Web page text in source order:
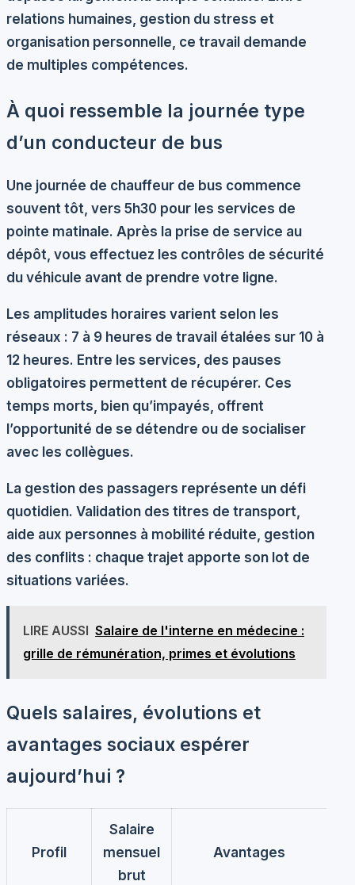
relations humaines, gestion du stress et
organisation personnelle, ce travail demande
de multiples compétences.
À quoi ressemble la journée type
d’un conducteur de bus
Une journée de chauffeur de bus commence
souvent tôt, vers 5h30 pour les services de
pointe matinale. Après la prise de service au
dépôt, vous effectuez les contrôles de sécurité
du véhicule avant de prendre votre ligne.
Les amplitudes horaires varient selon les
réseaux : 7 à 9 heures de travail étalées sur 10 à
12 heures. Entre les services, des pauses
obligatoires permettent de récupérer. Ces
temps morts, bien qu’impayés, offrent
l’opportunité de se détendre ou de socialiser
avec les collègues.
La gestion des passagers représente un défi
quotidien. Validation des titres de transport,
aide aux personnes à mobilité réduite, gestion
des conflits : chaque trajet apporte son lot de
situations variées.
LIRE AUSSI Salaire de l'interne en médecine :
grille de rémunération, primes et évolutions
Quels salaires, évolutions et
avantages sociaux espérer
aujourd’hui ?
Profil
Salaire
mensuel
brut
Avantages